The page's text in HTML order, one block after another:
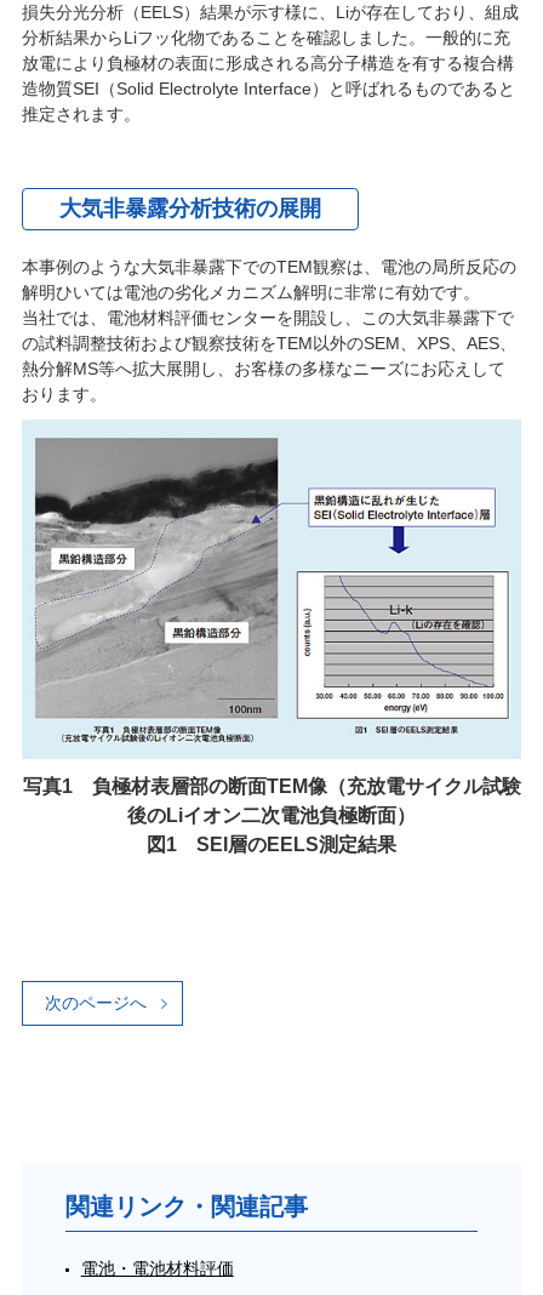
損失分光分析（EELS）結果が示す様に、Liが存在しており、組成
分析結果からLiフッ化物であることを確認しました。一般的に充
放電により負極材の表面に形成される高分子構造を有する複合構
造物質SEI（Solid Electrolyte Interface）と呼ばれるものであると
推定されます。
大気非暴露分析技術の展開
本事例のような大気非暴露下でのTEM観察は、電池の局所反応の
解明ひいては電池の劣化メカニズム解明に非常に有効です。
当社では、電池材料評価センターを開設し、この大気非暴露下で
の試料調整技術および観察技術をTEM以外のSEM、XPS、AES、
熱分解MS等へ拡大展開し、お客様の多様なニーズにお応えして
おります。
写真1 負極材表層部の断面TEM像（充放電サイクル試験
後のLiイオン二次電池負極断面）
図1 SEI層のEELS測定結果
次のページへ
関連リンク・関連記事
電池・電池材料評価